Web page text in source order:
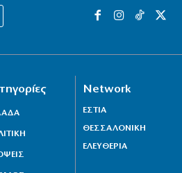
Network
ΕΣΤΙΑ
ΘΕΣΣΑΛΟΝΙΚΗ
ΕΛΕΥΘΕΡΙΑ